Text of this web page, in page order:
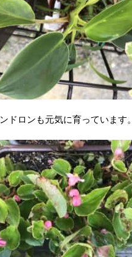
ドロンも元気に育っています。